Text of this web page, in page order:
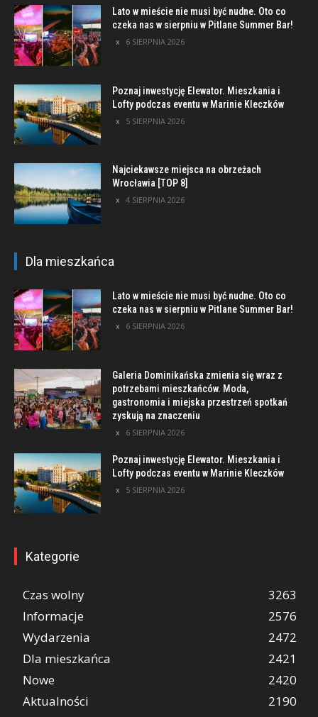
Lato w mieście nie musi być nudne. Oto co
czeka nas w sierpniu w Pitlane Summer Bar!
6 SIERPNIA 2026
Poznaj inwestycję Elewator. Mieszkania i
Lofty podczas eventu w Marinie Kleczków
5 SIERPNIA 2026
Najciekawsze miejsca na obrzeżach
Wrocławia [TOP 8]
4 SIERPNIA 2026
Dla mieszkańca
Lato w mieście nie musi być nudne. Oto co
czeka nas w sierpniu w Pitlane Summer Bar!
6 SIERPNIA 2026
Galeria Dominikańska zmienia się wraz z
potrzebami mieszkańców. Moda,
gastronomia i miejska przestrzeń spotkań
zyskują na znaczeniu
6 SIERPNIA 2026
Poznaj inwestycję Elewator. Mieszkania i
Lofty podczas eventu w Marinie Kleczków
5 SIERPNIA 2026
Kategorie
Czas wolny
3263
Informacje
2576
Wydarzenia
2472
Dla mieszkańca
2421
Nowe
2420
Aktualności
2190